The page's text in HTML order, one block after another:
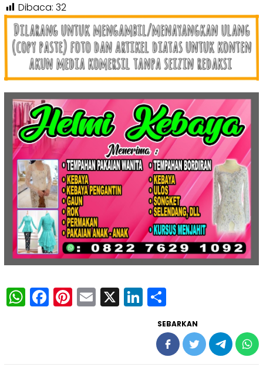
Dibaca: 32
WhatsApp
Facebook
Pinterest
Email
X LinkedIn
SEBARKAN